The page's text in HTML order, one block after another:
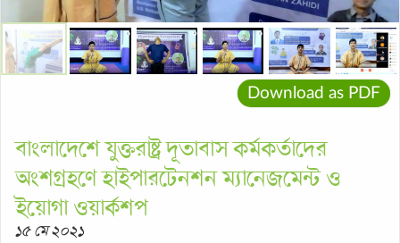
Download as PDF
বাংলাদেশে যুক্তরাষ্ট্র দূতাবাস কর্মকর্তাদের
অংশগ্রহণে হাইপারটেনশন ম্যানেজমেন্ট ও
ইয়োগা ওয়ার্কশপ
১৫ মে ২০২১